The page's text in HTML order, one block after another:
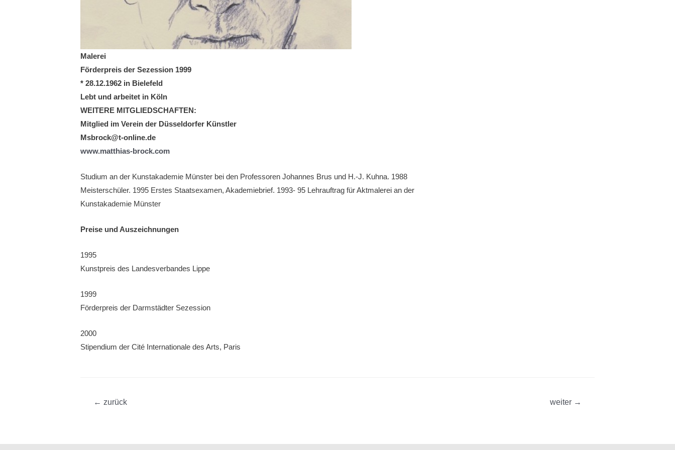
Malerei
Förderpreis der Sezession 1999
* 28.12.1962 in Bielefeld
Lebt und arbeitet in Köln
WEITERE MITGLIEDSCHAFTEN:
Mitglied im Verein der Düsseldorfer Künstler
Msbrock@t-online.de
www.matthias-brock.com
Studium an der Kunstakademie Münster bei den Professoren Johannes Brus und H.-J. Kuhna. 1988
Meisterschüler. 1995 Erstes Staatsexamen, Akademiebrief. 1993- 95 Lehrauftrag für Aktmalerei an der
Kunstakademie Münster
Preise und Auszeichnungen
1995
Kunstpreis des Landesverbandes Lippe
1999
Förderpreis der Darmstädter Sezession
2000
Stipendium der Cité Internationale des Arts, Paris
Beitragsnavigation
← zurück weiter →